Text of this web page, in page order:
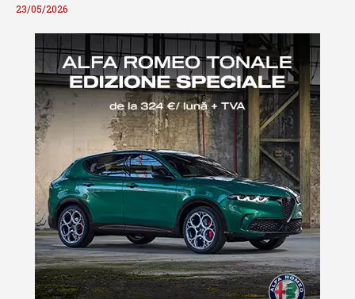
23/05/2026